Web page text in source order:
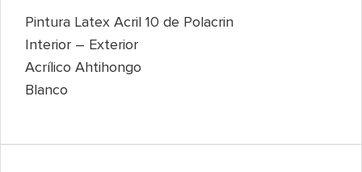
Pintura Latex Acril 10 de Polacrin
Interior – Exterior
Acrílico Ahtihongo
Blanco